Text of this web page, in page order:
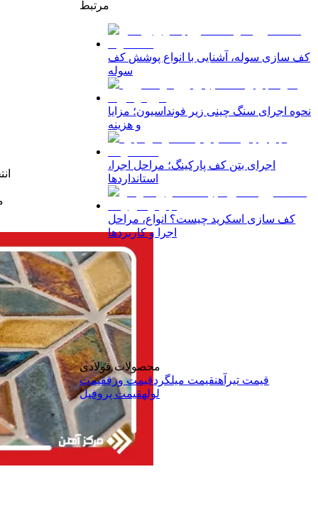
مرتبط
کف سازی سوله، آشنایی با انواع پوشش کف
سوله
نحوه اجرای سنگ چینی زیر فونداسیون؛ مزایا
اجرای بتن کف پارکینگ؛ مراحل اجرا،
استانداردها
کف‌ سازی اسکرید چیست؟ انواع، مراحل
اجرا و کاربردها
محصولات فولادی
قیمت تیرآهنقیمت میلگردقیمت ورققیمت
لولهقیمت پروفیل